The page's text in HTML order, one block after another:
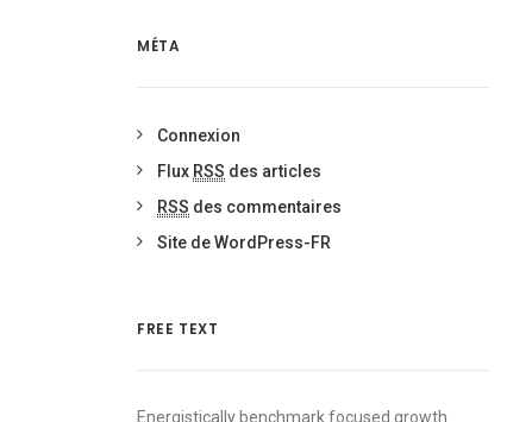
MÉTA
Connexion
Flux RSS des articles
RSS des commentaires
Site de WordPress-FR
FREE TEXT
Energistically benchmark focused growth